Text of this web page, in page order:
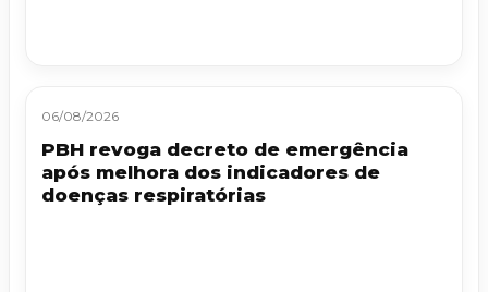
06/08/2026
PBH revoga decreto de emergência
após melhora dos indicadores de
doenças respiratórias